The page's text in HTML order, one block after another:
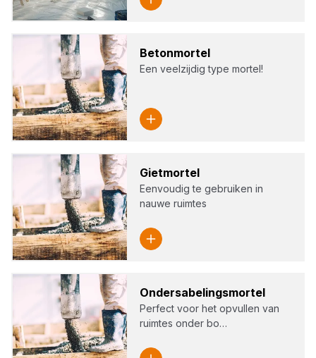
Beton­mor­tel
Een veelzijdig type mortel!
Giet­mor­tel
Eenvoudig te gebruiken in
nauwe ruimtes
Onders­a­be­lings­mor­tel
Perfect voor het opvullen van
ruimtes onder bo…